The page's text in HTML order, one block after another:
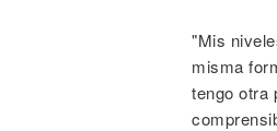
"Mis
misma
tengo otra